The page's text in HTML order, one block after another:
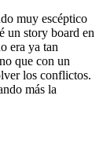
muy escéptico
un story board en
era ya tan
que con un
los conflictos.
más la